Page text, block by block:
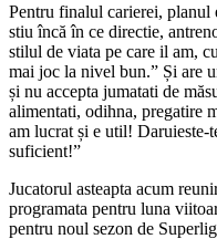
Pentru finalul carierei, planul
stiu încă în ce directie,
stilul de viata pe care il am,
mai joc la nivel bun.” Și are
și nu accepta jumatati de
alimentati, odihna, pregatire
am lucrat și e util! Daruieste-
suficient!”
Jucatorul asteapta acum
programata pentru luna
pentru noul sezon de